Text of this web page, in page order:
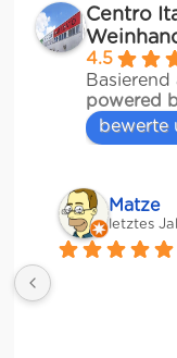
Centro
4.5
powered
bewerte
Matze
letztes